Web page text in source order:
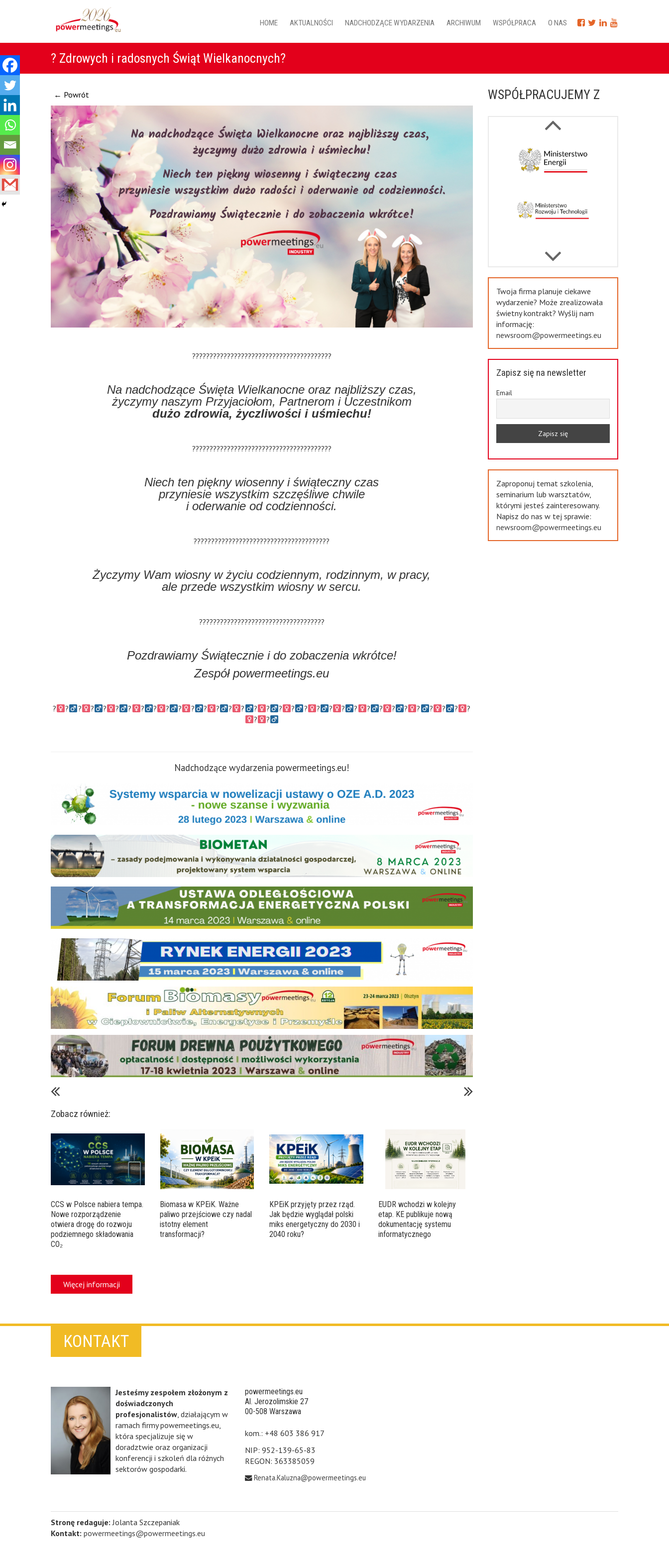
HOME AKTUALNOŚCI NADCHODZĄCE WYDARZENIA ARCHIWUM WSPÓŁPRACA O NAS
? Zdrowych i radosnych Świąt Wielkanocnych?
← Powrót
????????????????????????????????????????
Na nadchodzące Święta Wielkanocne oraz najbliższy czas,
życzymy naszym Przyjaciołom, Partnerom i Uczestnikom
dużo zdrowia, życzliwości i uśmiechu!
????????????????????????????????????????
Niech ten piękny wiosenny i świąteczny czas
przyniesie wszystkim szczęśliwe chwile
i oderwanie od codzienności.
???????????????????????????????????????
Życzymy Wam wiosny w życiu codziennym, rodzinnym, w pracy,
ale przede wszystkim wiosny w sercu.
????????????????????????????????????
Pozdrawiamy Świątecznie i do zobaczenia wkrótce!
Zespół powermeetings.eu
?‍ ?‍ ?‍ ?‍ ?‍ ?‍ ?‍ ?‍ ?‍ ?‍ ?‍ ?‍ ?‍ ?‍ ?‍ ?‍ ?‍ ?‍ ?‍ ?‍ ?‍ ?‍ ?‍ ?‍ ?‍ ?‍ ?‍ ?‍ ?‍ ?‍ ?‍ ?‍ ?‍
?‍
?‍
?‍
Nadchodzące wydarzenia powermeetings.eu!
Zobacz również:
CCS w Polsce nabiera tempa.
Nowe rozporządzenie
otwiera drogę do rozwoju
podziemnego składowania
CO₂
Biomasa w KPEiK. Ważne
paliwo przejściowe czy nadal
istotny element
transformacji?
KPEiK przyjęty przez rząd.
Jak będzie wyglądał polski
miks energetyczny do 2030 i
2040 roku?
EUDR wchodzi w kolejny
etap. KE publikuje nową
dokumentację systemu
informatycznego
Więcej informacji
WSPÓŁPRACUJEMY Z
Twoja firma planuje ciekawe
wydarzenie? Może zrealizowała
świetny kontrakt? Wyślij nam
informację:
newsroom@powermeetings.eu
Zapisz się na newsletter
Email
Zaproponuj temat szkolenia,
seminarium lub warsztatów,
którymi jesteś zainteresowany.
Napisz do nas w tej sprawie:
newsroom@powermeetings.eu
KONTAKT
Jesteśmy zespołem złożonym z
doświadczonych
profesjonalistów, działającym w
ramach firmy powemeetings.eu,
która specjalizuje się w
doradztwie oraz organizacji
konferencji i szkoleń dla różnych
sektorów gospodarki.
powermeetings.eu
Al. Jerozolimskie 27
00-508 Warszawa
kom.: +48 603 386 917
NIP: 952-139-65-83
REGON: 363385059
Renata.Kaluzna@powermeetings.eu
Stronę redaguje: Jolanta Szczepaniak
Kontakt: powermeetings@powermeetings.eu